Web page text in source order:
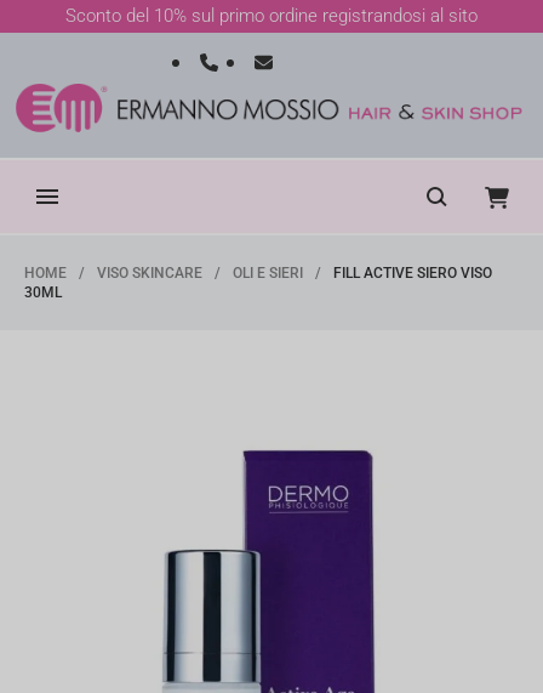
Sconto del 10% sul primo ordine registrandosi al sito
HOME / VISO SKINCARE / OLI E SIERI /
FILL ACTIVE SIERO VISO
30ML